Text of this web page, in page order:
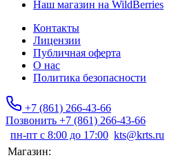
Наш магазин на WildBerries
Контакты
Лицензии
Публичная оферта
О нас
Политика безопасности
+7 (861) 266-43-66
Позвонить +7 (861) 266-43-66
пн-пт с 8:00 до 17:00 kts@krts.ru
Магазин: